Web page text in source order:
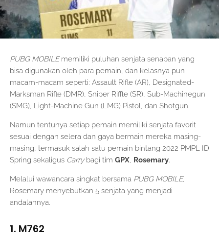
PUBG MOBILEmemiliki puluhan senjata senapan yang
bisa digunakan oleh para pemain, dan kelasnya pun
macam-macam seperti: Assault Rifle (AR), Designated-
Marksman Rifle (DMR), Sniper Riffle (SR), Sub-Machinegun
(SMG), Light-Machine Gun (LMG) Pistol, dan Shotgun.
Namun tentunya setiap pemain memiliki senjata favorit
sesuai dengan selera dan gaya bermain mereka masing-
masing, termasuk salah satu pemain bintang 2022 PMPL ID
Spring sekaligus Carrybagi tim GPX, Rosemary.
Melalui wawancara singkat bersama PUBG MOBILE,
Rosemary menyebutkan 5 senjata yang menjadi
andalannya.
1. M762